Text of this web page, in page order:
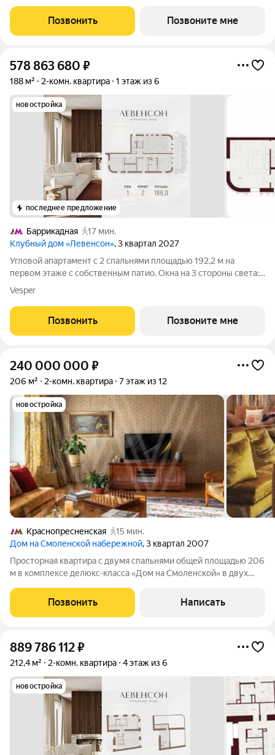
стандартам Веспер с
Позвонить Позвоните мне
578 863 680 ₽
188 м² 2-комн. квартира 1 этаж из 6
новостройка
последнее предложение
Баррикадная
17 мин.
Клубный дом «Левенсон», 3 квартал 2027
Угловой апартамент с 2 спальнями площадью 192,2 м на
первом этаже с собственным патио. Окна на 3 стороны света:
север, юг и восток. Высота потолков 3,25 м. Просторная кухня-
гостиная 51,3 кв.м обрамленная 7 панорамными окнами.
Приватная зона с 2
Vesper
Позвонить Позвоните мне
240 000 000 ₽
206 м² 2-комн. квартира 7 этаж из 12
новостройка
Краснопресненская
15 мин.
Дом на Смоленской набережной, 3 квартал 2007
Просторная квартира с двумя спальнями общей площадью 206
м в комплексе делюкс-класса «Дом на Смоленской» в двух
кухня, две спальни с гардеробными и ванными комнатами,
прихожая с гардеробной,
Позвонить Написать
889 786 112₽
212,4 м² 2-комн. квартира 4 этаж из 6
новостройка